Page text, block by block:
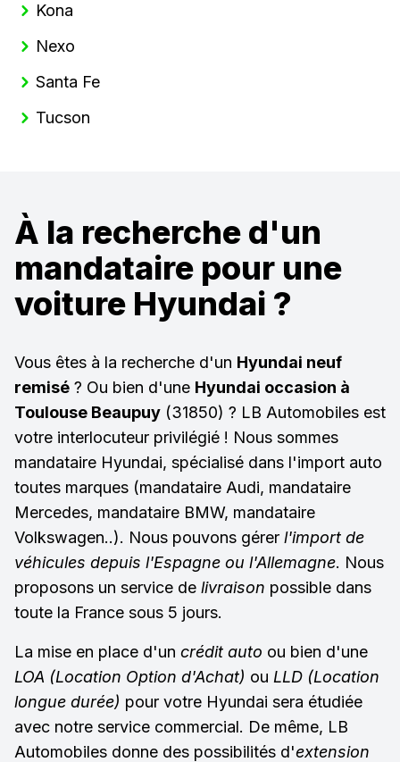
Kona
Nexo
Santa Fe
Tucson
À la recherche d'un
mandataire pour une
voiture Hyundai ?
Vous êtes à la recherche d'un Hyundai neuf
remisé ? Ou bien d'une Hyundai occasion à
Toulouse Beaupuy (31850) ? LB Automobiles est
votre interlocuteur privilégié ! Nous sommes
mandataire Hyundai, spécialisé dans l'import auto
toutes marques (mandataire Audi, mandataire
Mercedes, mandataire BMW, mandataire
Volkswagen..). Nous pouvons gérer l'import de
véhicules depuis l'Espagne ou l'Allemagne. Nous
proposons un service de livraison possible dans
toute la France sous 5 jours.
La mise en place d'un crédit auto ou bien d'une
LOA (Location Option d'Achat) ou LLD (Location
longue durée) pour votre Hyundai sera étudiée
avec notre service commercial. De même, LB
Automobiles donne des possibilités d'extension